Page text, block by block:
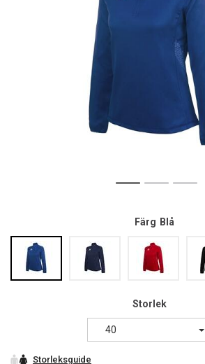
Färg Blå
Storlek
40